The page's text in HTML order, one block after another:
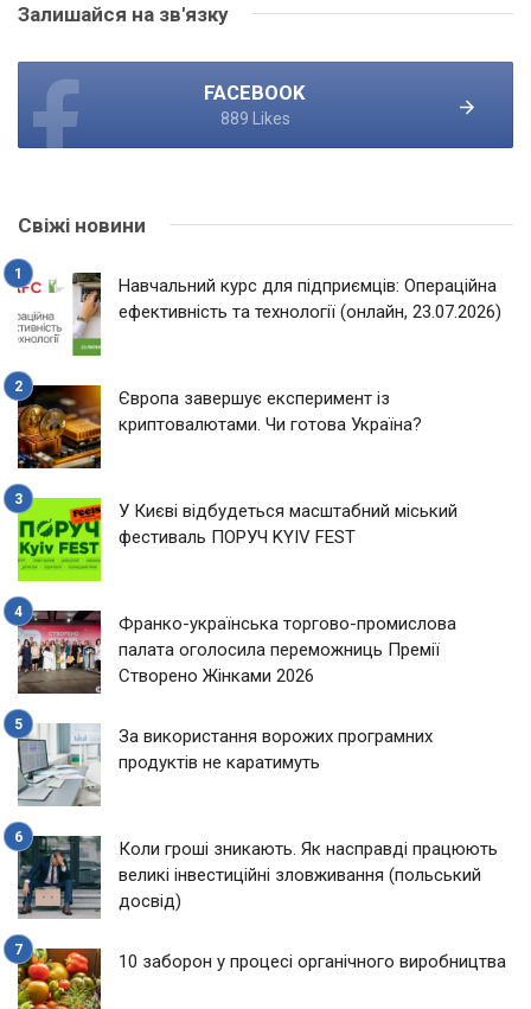
Залишайся на зв'язку
FACEBOOK
889 Likes
Свіжі новини
Навчальний курс для підприємців: Операційна
ефективність та технології (онлайн, 23.07.2026)
Європа завершує експеримент із
криптовалютами. Чи готова Україна?
У Києві відбудеться масштабний міський
фестиваль ПОРУЧ KYIV FEST
Франко-українська торгово-промислова
палата оголосила переможниць Премії
Створено Жінками 2026
За використання ворожих програмних
продуктів не каратимуть
Коли гроші зникають. Як насправді працюють
великі інвестиційні зловживання (польський
досвід)
10 заборон у процесі органічного виробництва